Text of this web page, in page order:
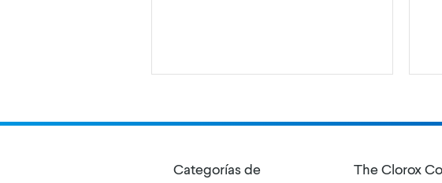
Categorías de
The Clorox